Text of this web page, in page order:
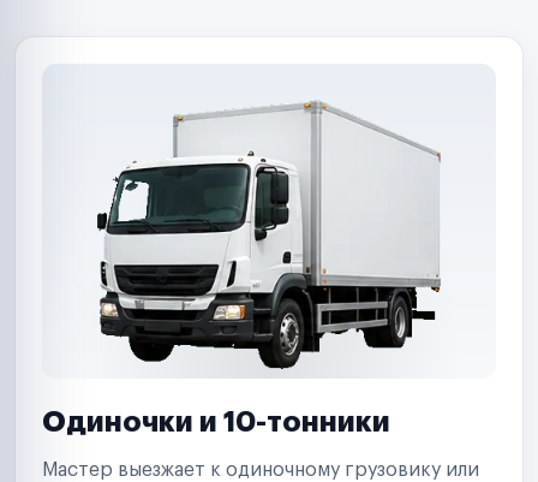
Одиночки и 10-тонники
Мастер выезжает к одиночному грузовику или